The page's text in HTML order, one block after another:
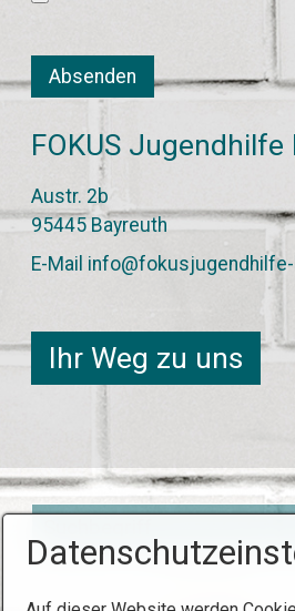
FOKUS Jugendhilfe
Austr. 2b
95445 Bayreuth
E-Mail
Ihr Weg zu uns